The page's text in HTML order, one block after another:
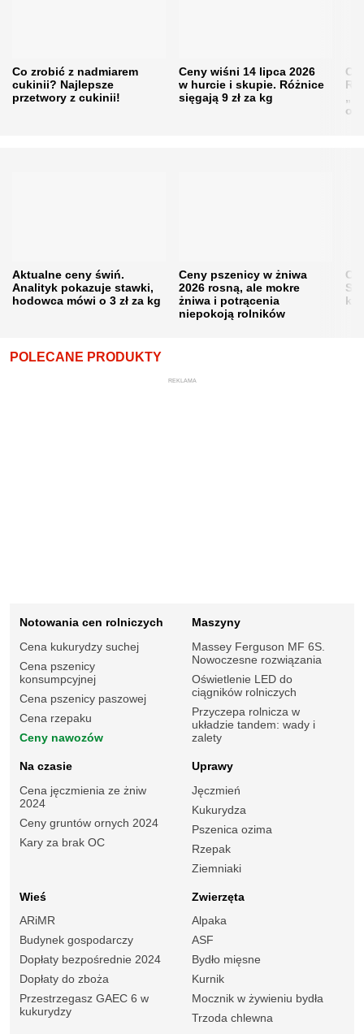
Co zrobić z nadmiarem
cukinii? Najlepsze
przetwory z cukinii!
Ceny wiśni 14 lipca 2026
w hurcie i skupie. Różnice
sięgają 9 zł za kg
Aktualne ceny świń.
Analityk pokazuje stawki,
hodowca mówi o 3 zł za kg
Ceny pszenicy w żniwa
2026 rosną, ale mokre
żniwa i potrącenia
niepokoją rolników
POLECANE PRODUKTY
REKLAMA
Notowania cen rolniczych
Cena kukurydzy suchej
Cena pszenicy
konsumpcyjnej
Cena pszenicy paszowej
Cena rzepaku
Ceny nawozów
Maszyny
Massey Ferguson MF 6S.
Nowoczesne rozwiązania
Oświetlenie LED do
ciągników rolniczych
Przyczepa rolnicza w
układzie tandem: wady i
zalety
Na czasie
Cena jęczmienia ze żniw
2024
Ceny gruntów ornych 2024
Kary za brak OC
Uprawy
Jęczmień
Kukurydza
Pszenica ozima
Rzepak
Ziemniaki
Wieś
ARiMR
Budynek gospodarczy
Dopłaty bezpośrednie 2024
Dopłaty do zboża
Przestrzegasz GAEC 6 w
kukurydzy
Zwierzęta
Alpaka
ASF
Bydło mięsne
Kurnik
Mocznik w żywieniu bydła
Trzoda chlewna